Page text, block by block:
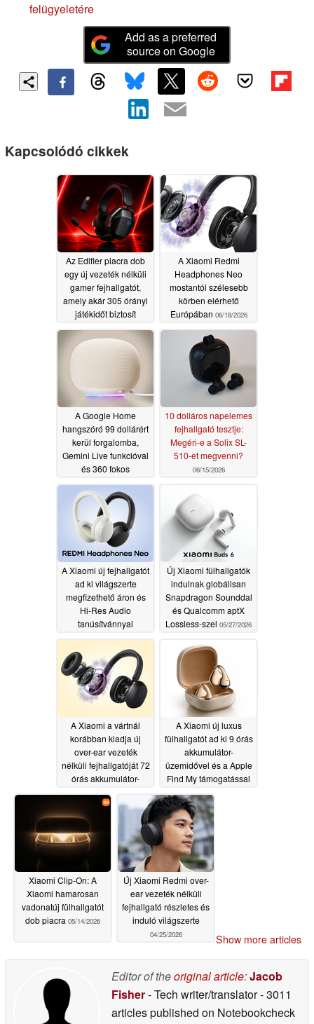
felügyeletére
Add as a preferred
source on Google
Kapcsolódó cikkek
Az Edifier piacra dob
egy új vezeték nélküli
gamer fejhallgatót,
amely akár 305 órányi
játékidőt biztosít
07/02/2026
A Xiaomi Redmi
Headphones Neo
mostantól szélesebb
körben elérhető
Európában 06/18/2026
A Google Home
hangszóró 99 dollárért
kerül forgalomba,
Gemini Live funkcióval
és 360 fokos
06/18/2026
10 dolláros napelemes
fejhallgató tesztje:
Megéri-e a Solix SL-
510-et megvenni?
06/15/2026
A Xiaomi új fejhallgatót
ad ki világszerte
megfizethető áron és
Hi-Res Audio
tanúsítvánnyal
05/29/2026
Új Xiaomi fülhallgatók
indulnak globálisan
Snapdragon Sounddal
és Qualcomm aptX
Lossless-szel 05/27/2026
A Xiaomi a vártnál
korábban kiadja új
over-ear vezeték
nélküli fejhallgatóját 72
órás akkumulátor-
A Xiaomi új luxus
fülhallgatót ad ki 9 órás
akkumulátor-
üzemidővel és a Apple
Find My támogatással
05/22/2026
Xiaomi Clip-On: A
Xiaomi hamarosan
vadonatúj fülhallgatót
dob piacra 05/14/2026
Új Xiaomi Redmi over-
ear vezeték nélküli
fejhallgató részletes és
induló világszerte
04/25/2026 Show more articles
Editor of theoriginal article:Jacob
Fisher- Tech writer/translator- 3011
articles published on Notebookcheck